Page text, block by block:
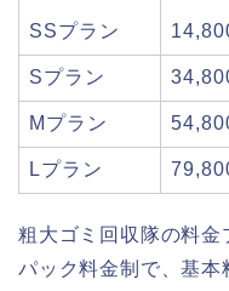
SSプラン
Sプラン
Mプラン
Lプラン
粗大ゴミ回収隊の料
パック料金制で、基本